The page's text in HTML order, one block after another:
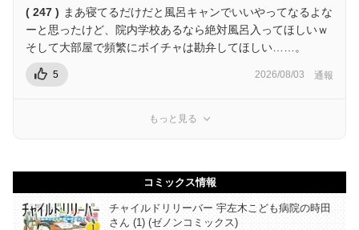
( 247 ) まあ寝てるだけだと風呂キャンでいいやってなるよな
ーと思ったけど、院内学校あるなら絶対風呂入ってほしいｗ
そして大部屋で頻繁にボイチャは勘弁してほしい……。
5 2026/08/03 通報
もっと見る
コミックス情報
チャイルドリリーバー 宇左木こども病院の時田
さん (1) (ゼノンコミックス)